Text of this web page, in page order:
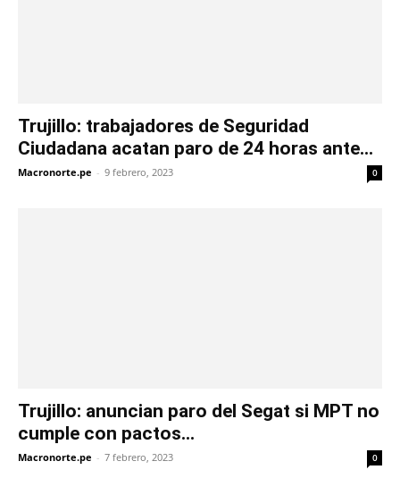
Trujillo: trabajadores de Seguridad
Ciudadana acatan paro de 24 horas ante...
Macronorte.pe - 9 febrero, 2023 0
Trujillo: anuncian paro del Segat si MPT no
cumple con pactos...
Macronorte.pe - 7 febrero, 2023 0